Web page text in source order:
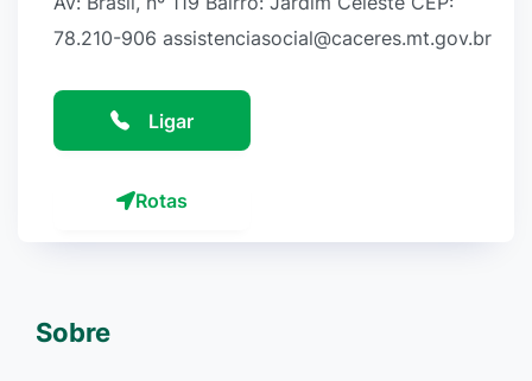
78.210-906 assistenciasocial@caceres.mt.gov.br
Ligar
Rotas
Sobre